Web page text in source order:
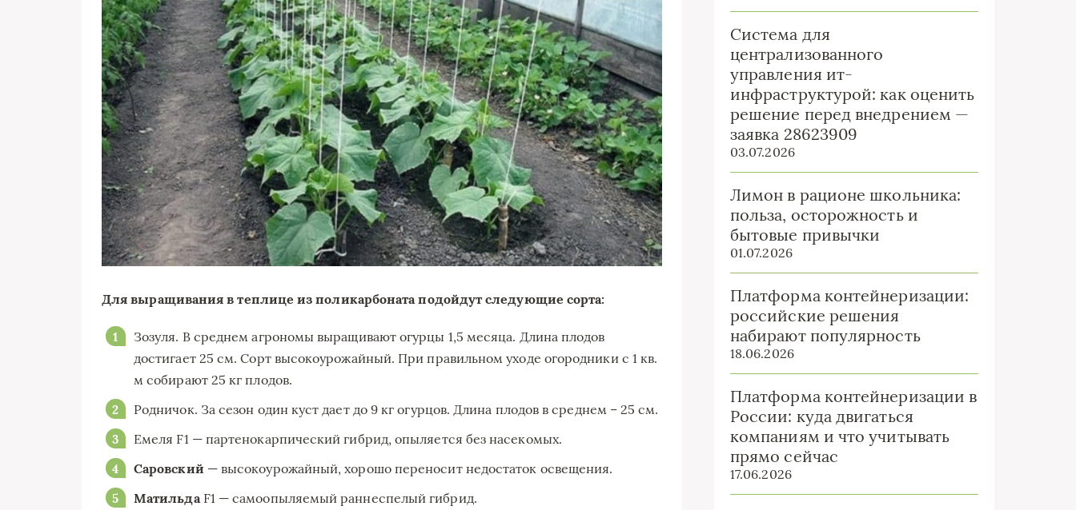
Для выращивания в теплице из поликарбоната подойдут следующие сорта:
Зозуля. В среднем агрономы выращивают огурцы 1,5 месяца. Длина плодов
достигает 25 см. Сорт высокоурожайный. При правильном уходе огородники с 1 кв.
м собирают 25 кг плодов.
Родничок. За сезон один куст дает до 9 кг огурцов. Длина плодов в среднем – 25 см.
Емеля F1 — партенокарпический гибрид, опыляется без насекомых.
Саровский — высокоурожайный, хорошо переносит недостаток освещения.
МатильдаF1 — самоопыляемый раннеспелый гибрид.
Система для
централизованного
управления ит-
инфраструктурой: как оценить
решение перед внедрением —
заявка 28623909
03.07.2026
Лимон в рационе школьника:
польза, осторожность и
бытовые привычки
01.07.2026
Платформа контейнеризации:
российские решения
набирают популярность
18.06.2026
Платформа контейнеризации в
России: куда двигаться
компаниям и что учитывать
прямо сейчас
17.06.2026